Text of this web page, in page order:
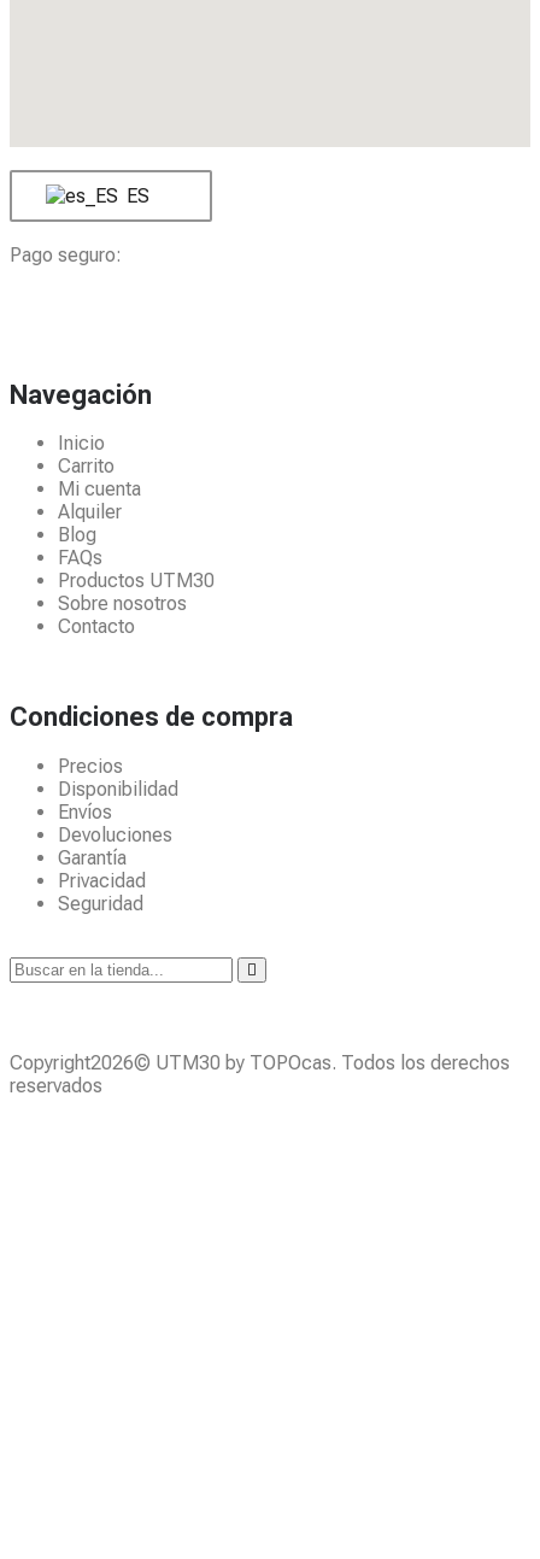
ES
Pago seguro:
Navegación
Inicio
Carrito
Mi cuenta
Alquiler
Blog
FAQs
Productos UTM30
Sobre nosotros
Contacto
Condiciones de compra
Precios
Disponibilidad
Envíos
Devoluciones
Garantía
Privacidad
Seguridad
Copyright2026© UTM30 by TOPOcas. Todos los derechos
reservados